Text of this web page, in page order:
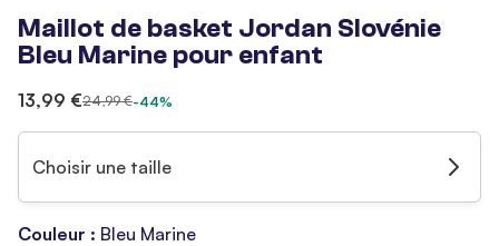
Maillot de basket Jordan Slovénie
Bleu Marine pour enfant
13,99 €24,99 €-44%
Choisir une taille
Couleur : Bleu Marine